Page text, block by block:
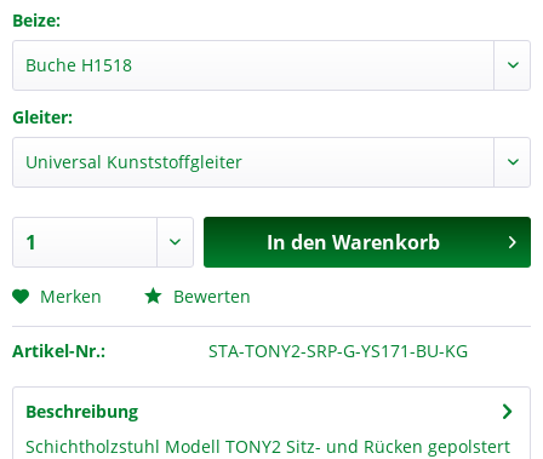
Beize:
Gleiter:
In den Warenkorb
Merken Bewerten
Artikel-Nr.: STA-TONY2-SRP-G-YS171-BU-KG
Beschreibung
Schichtholzstuhl Modell TONY2 Sitz- und Rücken gepolstert